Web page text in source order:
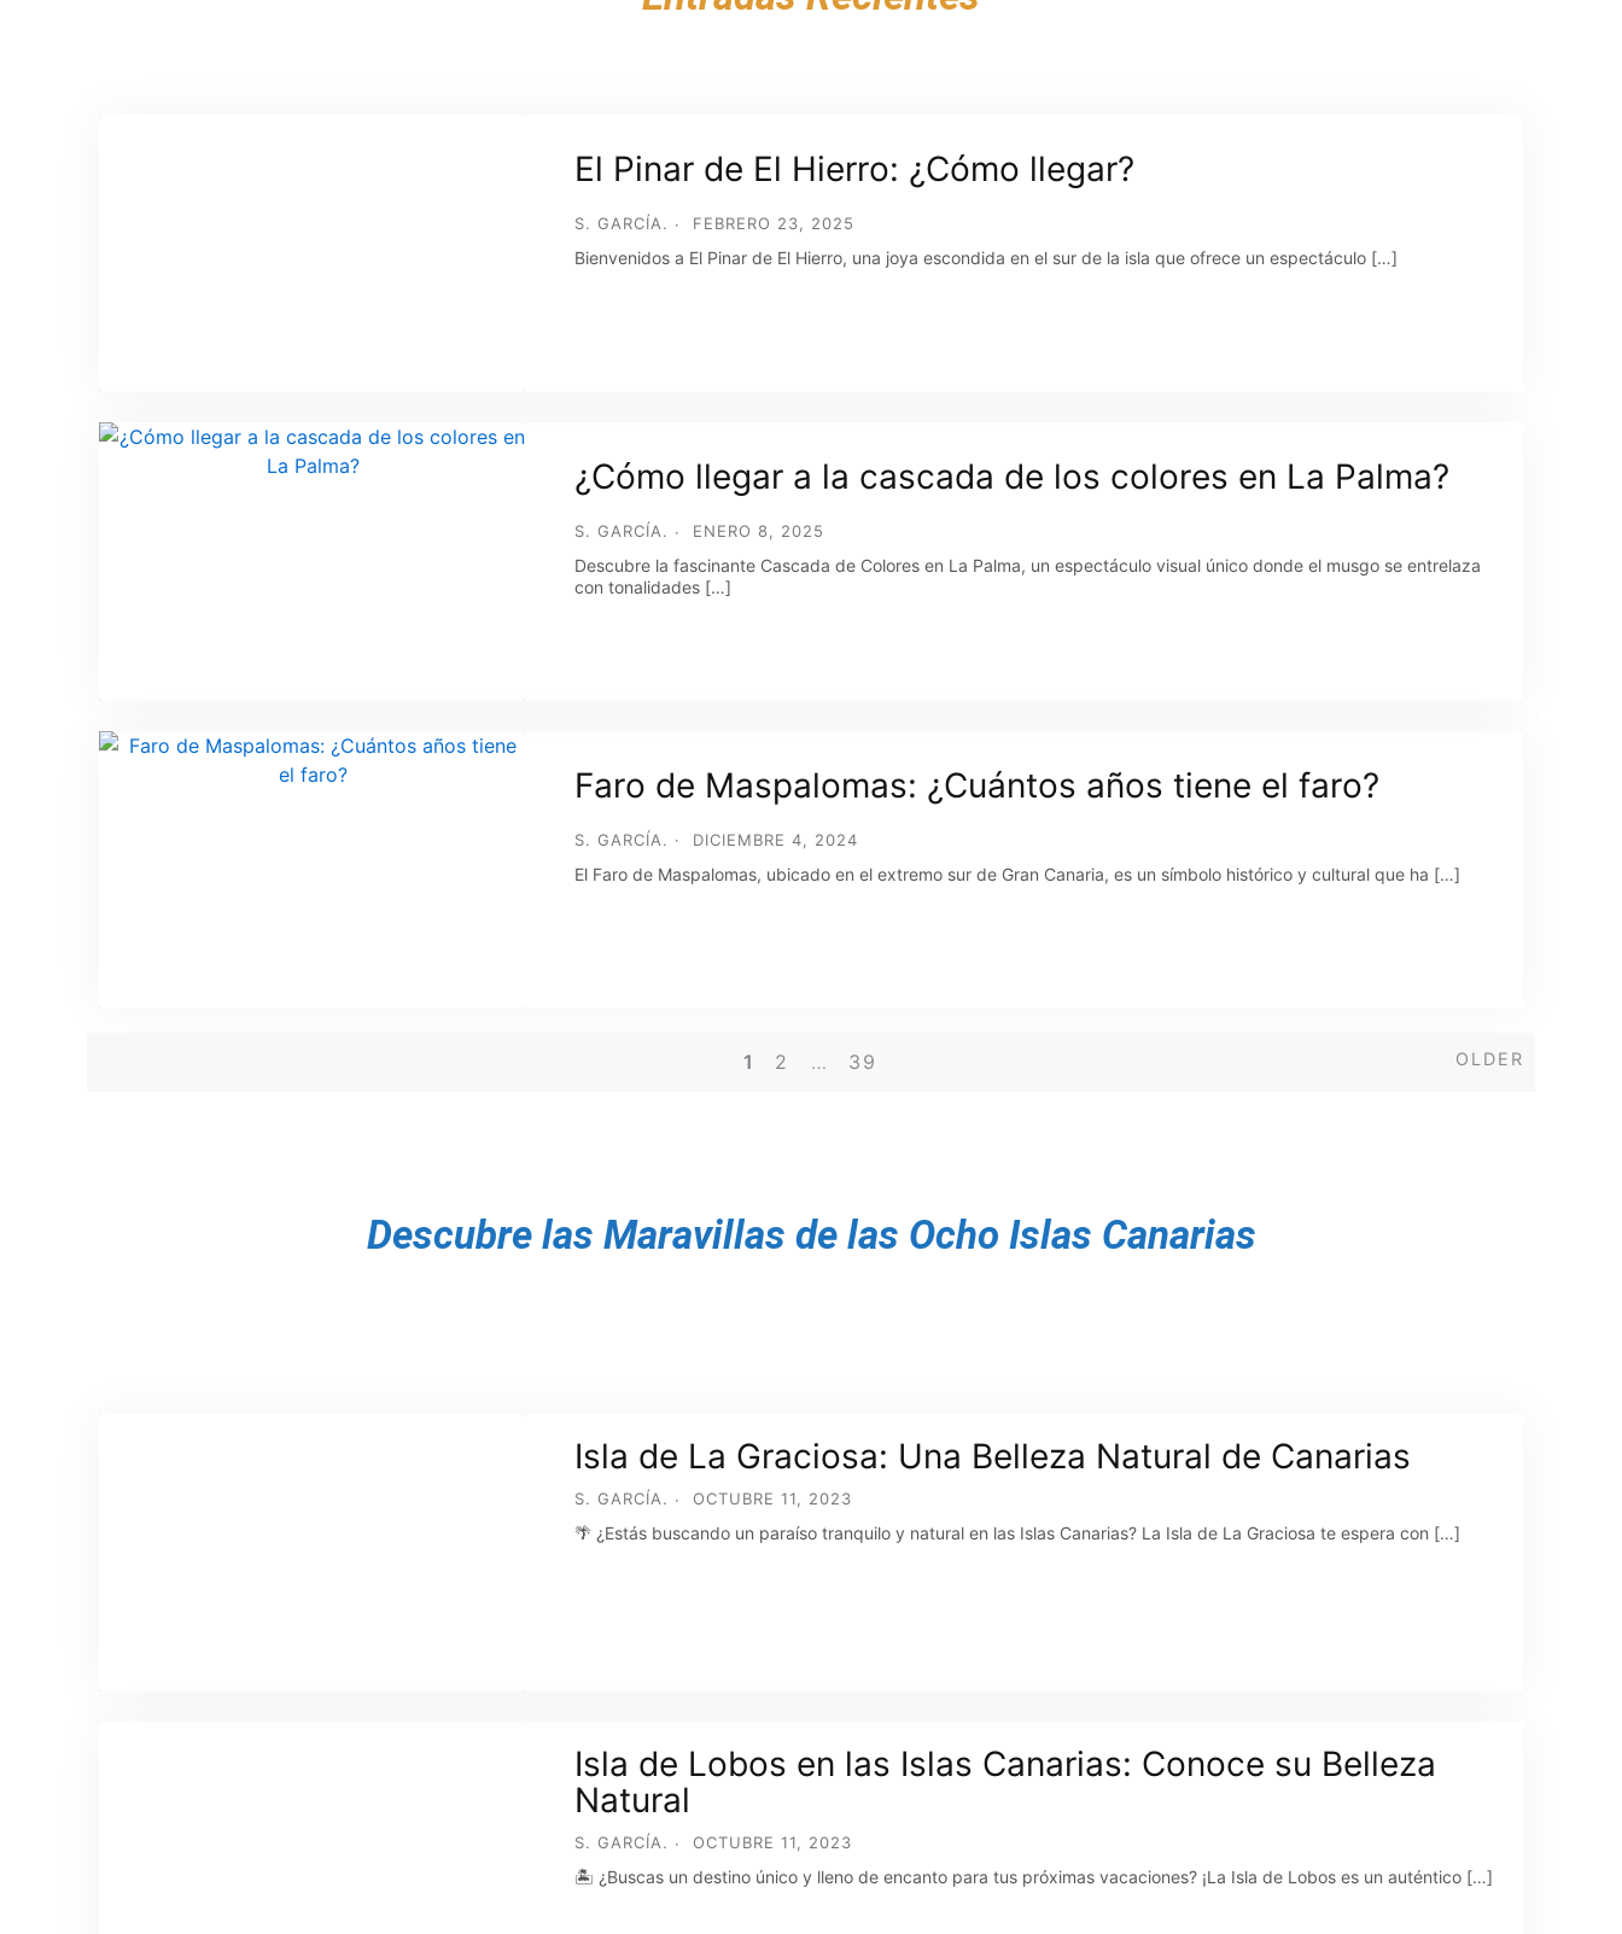
El Pinar de El Hierro: ¿Cómo llegar?
S. GARCÍA. FEBRERO 23, 2025
Bienvenidos a El Pinar de El Hierro, una joya escondida en el sur de la isla que ofrece un espectáculo […]
¿Cómo llegar a la cascada de los colores en La Palma?
S. GARCÍA. ENERO 8, 2025
Descubre la fascinante Cascada de Colores en La Palma, un espectáculo visual único donde el musgo se entrelaza
con tonalidades […]
Faro de Maspalomas: ¿Cuántos años tiene el faro?
S. GARCÍA. DICIEMBRE 4, 2024
El Faro de Maspalomas, ubicado en el extremo sur de Gran Canaria, es un símbolo histórico y cultural que ha […]
1 2 … 39 OLDER
Descubre las Maravillas de las Ocho Islas Canarias
Isla de La Graciosa: Una Belleza Natural de Canarias
S. GARCÍA. OCTUBRE 11, 2023
🌴 ¿Estás buscando un paraíso tranquilo y natural en las Islas Canarias? La Isla de La Graciosa te espera con […]
Isla de Lobos en las Islas Canarias: Conoce su Belleza
Natural
S. GARCÍA. OCTUBRE 11, 2023
🏝️ ¿Buscas un destino único y lleno de encanto para tus próximas vacaciones? ¡La Isla de Lobos es un auténtico […]